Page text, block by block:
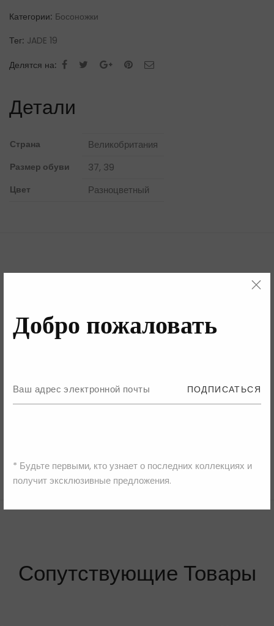
Добро пожаловать
ПОДПИСАТЬСЯ
* Будьте первыми, кто узнает о последних коллекциях и
получит эксклюзивные предложения.
Категории: Босоножки
Тег: JADE 19
Делятся на:
Детали
Страна Великобритания
Размер обуви 37, 39
Цвет Разноцветный
Бренд
Сопутствующие Товары